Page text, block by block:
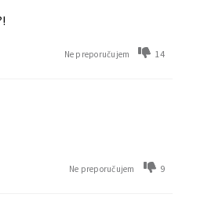
Ne preporučujem 14
Ne preporučujem 9